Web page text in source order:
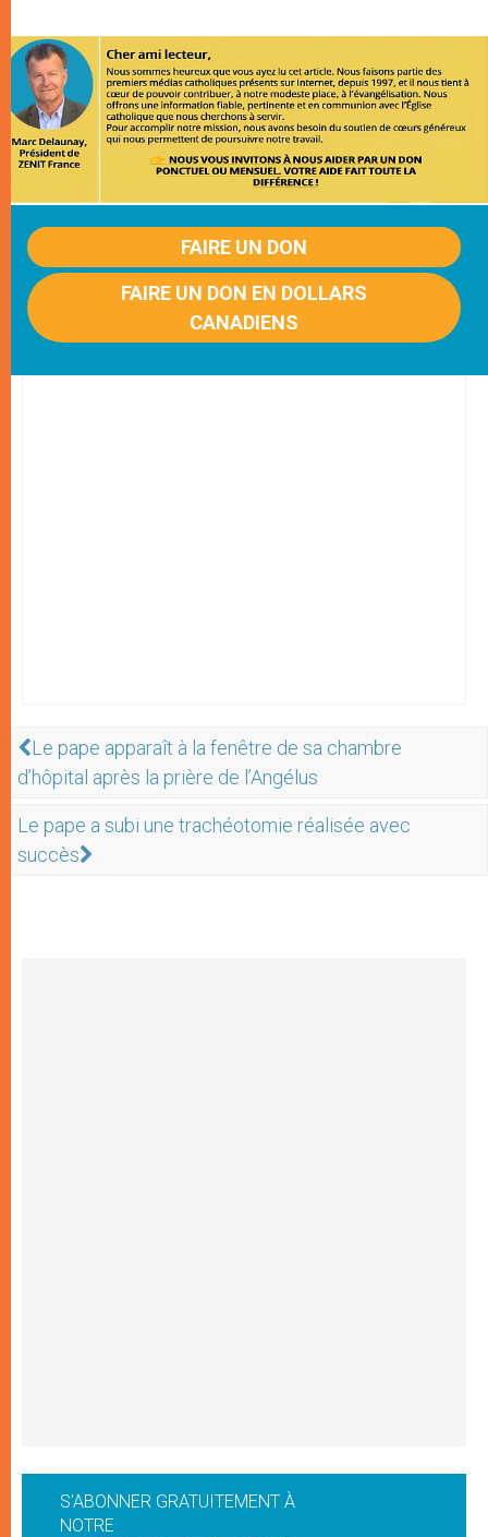
FAIRE UN DON
FAIRE UN DON EN DOLLARS
CANADIENS
Le pape apparaît à la fenêtre de sa chambre
d’hôpital après la prière de l’Angélus
Le pape a subi une trachéotomie réalisée avec
succès
S'ABONNER GRATUITEMENT À
NOTRE